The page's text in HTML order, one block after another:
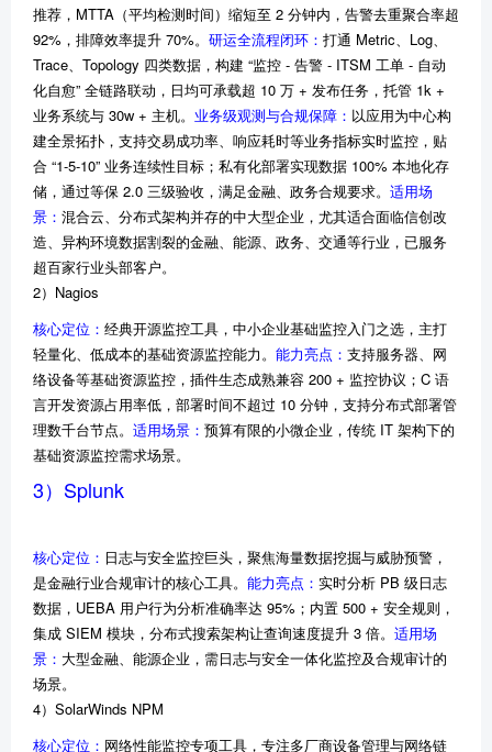
推荐，MTTA（平均检测时间）缩短至 2 分钟内，告警去重聚合率超
92%，排障效率提升 70%。 研运全流程闭环： 打通 Metric、Log、
Trace、Topology 四类数据，构建 “监控 - 告警 - ITSM 工单 - 自动
化自愈” 全链路联动，日均可承载超 10 万 + 发布任务，托管 1k +
业务系统与 30w + 主机。 业务级观测与合规保障： 以应用为中心构
建全景拓扑，支持交易成功率、响应耗时等业务指标实时监控，贴
合 “1-5-10” 业务连续性目标；私有化部署实现数据 100% 本地化存
储，通过等保 2.0 三级验收，满足金融、政务合规要求。 适用场
景： 混合云、分布式架构并存的中大型企业，尤其适合面临信创改
造、异构环境数据割裂的金融、能源、政务、交通等行业，已服务
超百家行业头部客户。
2）Nagios
核心定位： 经典开源监控工具，中小企业基础监控入门之选，主打
轻量化、低成本的基础资源监控能力。 能力亮点： 支持服务器、网
络设备等基础资源监控，插件生态成熟兼容 200 + 监控协议；C 语
言开发资源占用率低，部署时间不超过 10 分钟，支持分布式部署管
理数千台节点。 适用场景： 预算有限的小微企业，传统 IT 架构下的
基础资源监控需求场景。
3）Splunk
核心定位： 日志与安全监控巨头，聚焦海量数据挖掘与威胁预警，
是金融行业合规审计的核心工具。 能力亮点： 实时分析 PB 级日志
数据，UEBA 用户行为分析准确率达 95%；内置 500 + 安全规则，
集成 SIEM 模块，分布式搜索架构让查询速度提升 3 倍。 适用场
景： 大型金融、能源企业，需日志与安全一体化监控及合规审计的
场景。
4）SolarWinds NPM
核心定位： 网络性能监控专项工具，专注多厂商设备管理与网络链